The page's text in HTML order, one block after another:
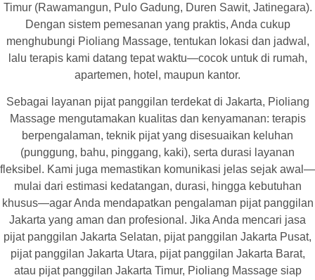
Timur (Rawamangun, Pulo Gadung, Duren Sawit, Jatinegara).
Dengan sistem pemesanan yang praktis, Anda cukup
menghubungi Pioliang Massage, tentukan lokasi dan jadwal,
lalu terapis kami datang tepat waktu—cocok untuk di rumah,
apartemen, hotel, maupun kantor.
Sebagai layanan pijat panggilan terdekat di Jakarta, Pioliang
Massage mengutamakan kualitas dan kenyamanan: terapis
berpengalaman, teknik pijat yang disesuaikan keluhan
(punggung, bahu, pinggang, kaki), serta durasi layanan
fleksibel. Kami juga memastikan komunikasi jelas sejak awal—
mulai dari estimasi kedatangan, durasi, hingga kebutuhan
khusus—agar Anda mendapatkan pengalaman pijat panggilan
Jakarta yang aman dan profesional. Jika Anda mencari jasa
pijat panggilan Jakarta Selatan, pijat panggilan Jakarta Pusat,
pijat panggilan Jakarta Utara, pijat panggilan Jakarta Barat,
atau pijat panggilan Jakarta Timur, Pioliang Massage siap